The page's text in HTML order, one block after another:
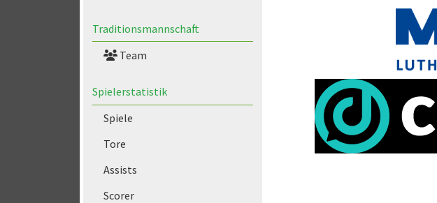
Traditionsmannschaft
Team
Spielerstatistik
Spiele
Tore
Assists
Scorer